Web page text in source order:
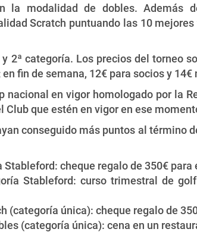
la modalidad de dobles. Además
Scratch puntuando las 10
2ª categoría. Los precios del torneo
fin de semana, 12€ para socios y 14€
en vigor homologado por la
Club que estén en vigor en ese
conseguido más puntos al término
cheque regalo de 350€
Stableford: curso trimestral de
(categoría única): cheque regalo de
(categoría única): cena en un